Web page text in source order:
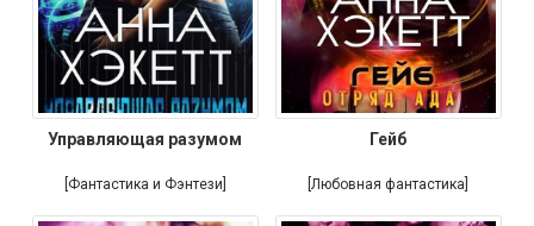
Управляющая разумом
[Фантастика и Фэнтези]
Гейб
[Любовная фантастика]